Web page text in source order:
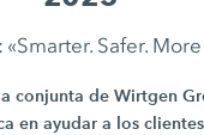
Safer.
conjunta de Wirtgen
en ayudar a los